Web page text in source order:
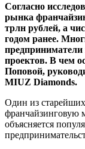
Согласно
рынка
трлн рублей, а
годом ранее.
предприниматели
проектов. В чем
Поповой,
MIUZ Diamonds.
Один из
франчайзинговую
объясняется